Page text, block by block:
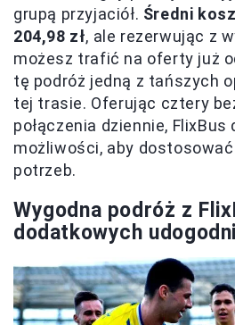
grupą przyjaciół. Średni
204,98 zł, ale rezerwując z
możesz trafić na oferty już
tę podróż jedną z tańszych
tej trasie. Oferując cztery
połączenia dziennie, FlixBus
możliwości, aby
potrzeb.
Wygodna podróż z
dodatkowych